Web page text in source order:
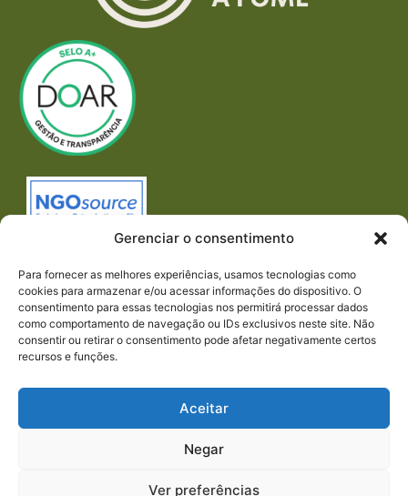
Gerenciar o consentimento
Para fornecer as melhores experiências, usamos tecnologias como
cookies para armazenar e/ou acessar informações do dispositivo. O
consentimento para essas tecnologias nos permitirá processar dados
como comportamento de navegação ou IDs exclusivos neste site. Não
consentir ou retirar o consentimento pode afetar negativamente certos
recursos e funções.
Aceitar
Negar
Ver preferências
REDES SOCIAIS